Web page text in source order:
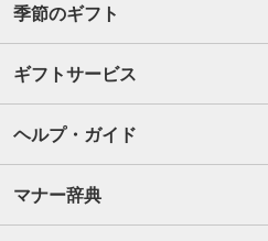
季節のギフト
ギフトサービス
ヘルプ・ガイド
マナー辞典